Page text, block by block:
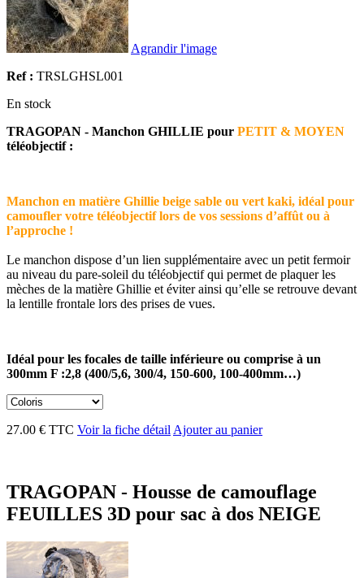
Agrandir l'image
Ref : TRSLGHSL001
En stock
TRAGOPAN - Manchon GHILLIE pour PETIT & MOYEN
téléobjectif :
Manchon en matière Ghillie beige sable ou vert kaki, idéal pour
camoufler votre téléobjectif lors de vos sessions d’affût ou à
l’approche !
Le manchon dispose d’un lien supplémentaire avec un petit fermoir
au niveau du pare-soleil du téléobjectif qui permet de plaquer les
mèches de la matière Ghillie et éviter ainsi qu’elle se retrouve devant
la lentille frontale lors des prises de vues.
Idéal pour les focales de taille inférieure ou comprise à un
300mm F :2,8 (400/5,6, 300/4, 150-600, 100-400mm…)
27.00 € TTC Voir la fiche détail Ajouter au panier
TRAGOPAN - Housse de camouflage
FEUILLES 3D pour sac à dos NEIGE